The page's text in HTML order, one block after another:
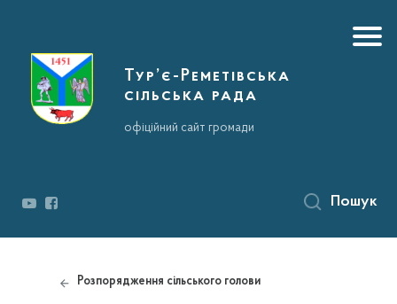
Тур’є-Реметівська
сільська рада
офіційний сайт громади
Пошук
Розпорядження сільського голови